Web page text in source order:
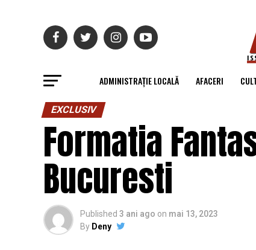
ADMINISTRAȚIE LOCALĂ AFACERI
EXCLUSIV
Formatia
Bucuresti
Published 3 ani ago on mai 13, 2023
By Deny